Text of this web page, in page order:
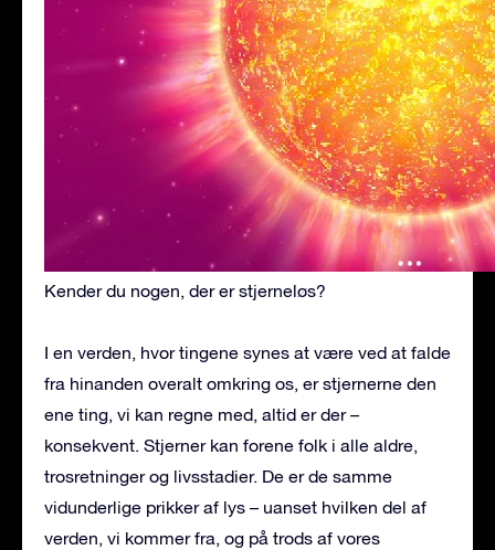
Kender du nogen, der er stjerneløs?
I en verden, hvor tingene synes at være ved at falde
fra hinanden overalt omkring os, er stjernerne den
ene ting, vi kan regne med, altid er der –
konsekvent. Stjerner kan forene folk i alle aldre,
trosretninger og livsstadier. De er de samme
vidunderlige prikker af lys – uanset hvilken del af
verden, vi kommer fra, og på trods af vores